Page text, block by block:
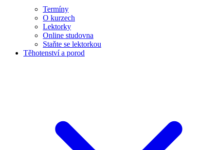
Termíny
O kurzech
Lektorky
Online studovna
Staňte se lektorkou
Těhotenství a porod